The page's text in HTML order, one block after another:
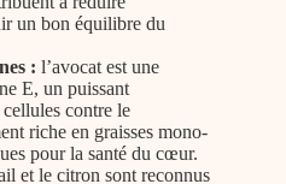
un bon équilibre du
: l’avocat est une
E, un puissant
contre le
riche en graisses mono-
pour la santé du cœur.
et le citron sont reconnus